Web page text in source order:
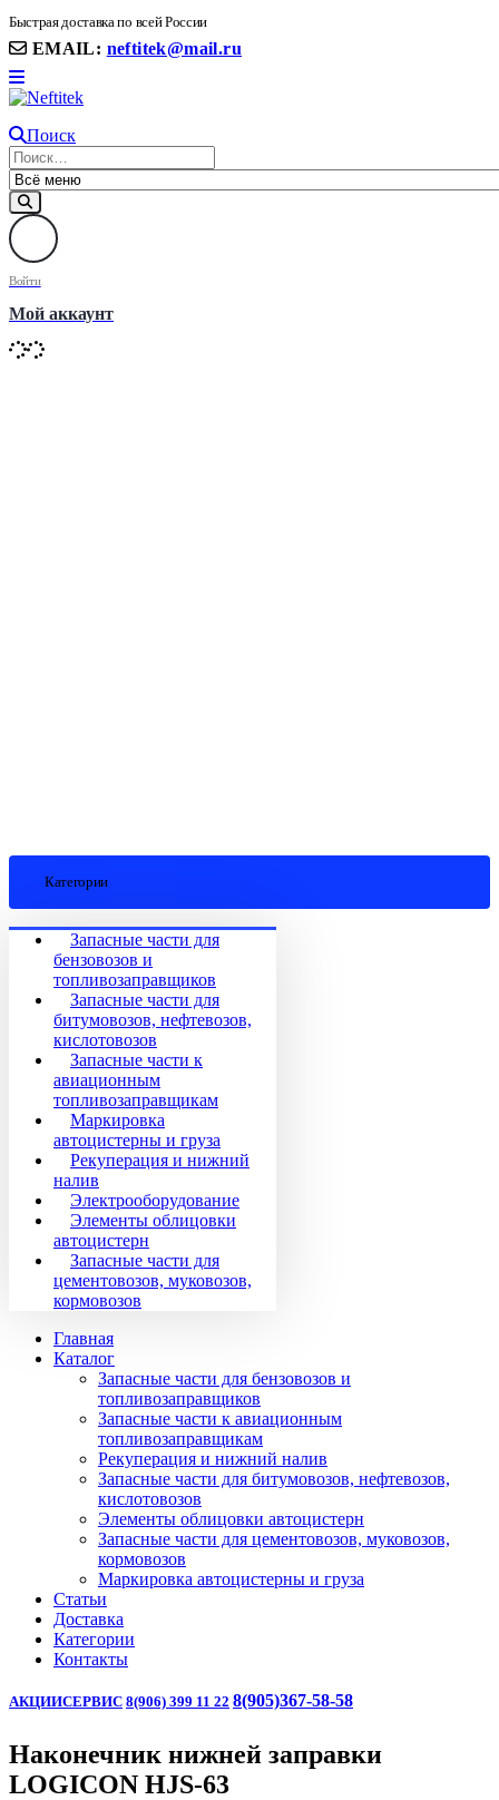
Быстрая доставка по всей России
EMAIL: neftitek@mail.ru
Поиск
Войти
Мой аккаунт
Категории
Запасные части для
бензовозов и
топливозаправщиков
Запасные части для
битумовозов, нефтевозов,
кислотовозов
Запасные части к
авиационным
топливозаправщикам
Маркировка
автоцистерны и груза
Рекуперация и нижний
налив
Электрооборудование
Элементы облицовки
автоцистерн
Запасные части для
цементовозов, муковозов,
кормовозов
Главная
Каталог
Запасные части для бензовозов и
топливозаправщиков
Запасные части к авиационным
топливозаправщикам
Рекуперация и нижний налив
Запасные части для битумовозов, нефтевозов,
кислотовозов
Элементы облицовки автоцистерн
Запасные части для цементовозов, муковозов,
кормовозов
Маркировка автоцистерны и груза
Статьи
Доставка
Категории
Контакты
АКЦИИСЕРВИС 8(906) 399 11 22 8(905)367-58-58
Наконечник нижней заправки
LOGICON HJS-63
8(906) 399 11 22 | 8(905)367-58-58